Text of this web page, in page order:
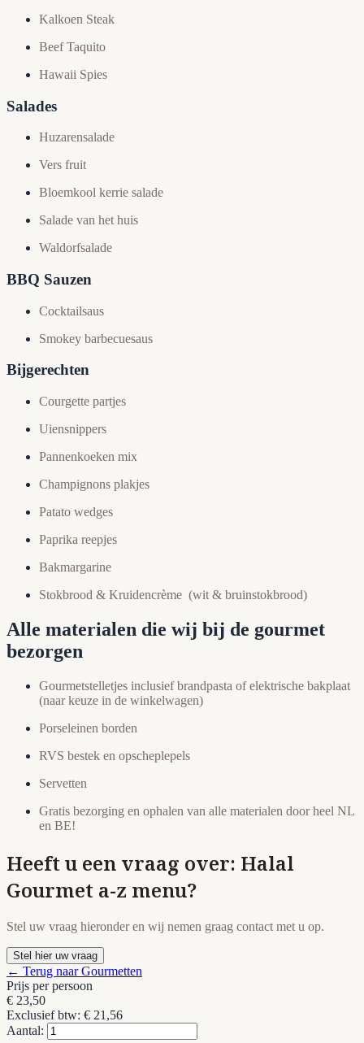
Kalkoen Steak
Beef Taquito
Hawaii Spies
Salades
Huzarensalade
Vers fruit
Bloemkool kerrie salade
Salade van het huis
Waldorfsalade​
BBQ Sauzen
Cocktailsaus
Smokey barbecuesaus
Bijgerechten
Courgette partjes
Uiensnippers
Pannenkoeken mix
Champignons plakjes
Patato wedges
Paprika reepjes
Bakmargarine
Stokbrood & Kruidencrème (wit & bruinstokbrood)
Alle materialen die wij bij de gourmet
bezorgen
Gourmetstelletjes inclusief brandpasta of elektrische bakplaat
(naar keuze in de winkelwagen)
Porseleinen borden
RVS bestek en opscheplepels
Servetten
Gratis bezorging en ophalen van alle materialen door heel NL
en BE!
Heeft u een vraag over: Halal
Gourmet a-z menu?
Stel uw vraag hieronder en wij nemen graag contact met u op.
Stel hier uw vraag
← Terug naar Gourmetten
Prijs per persoon
€ 23,50
Exclusief btw: € 21,56
Aantal: